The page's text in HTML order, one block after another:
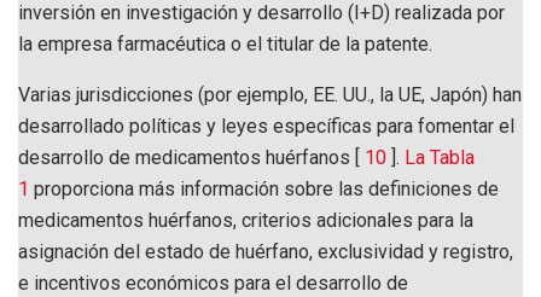
inversión en investigación y desarrollo (I+D) realizada por
la empresa farmacéutica o el titular de la patente.
Varias jurisdicciones (por ejemplo, EE. UU., la UE, Japón) han
desarrollado políticas y leyes específicas para fomentar el
desarrollo de medicamentos huérfanos [ 10 ]. La Tabla
1 proporciona más información sobre las definiciones de
medicamentos huérfanos, criterios adicionales para la
asignación del estado de huérfano, exclusividad y registro,
e incentivos económicos para el desarrollo de